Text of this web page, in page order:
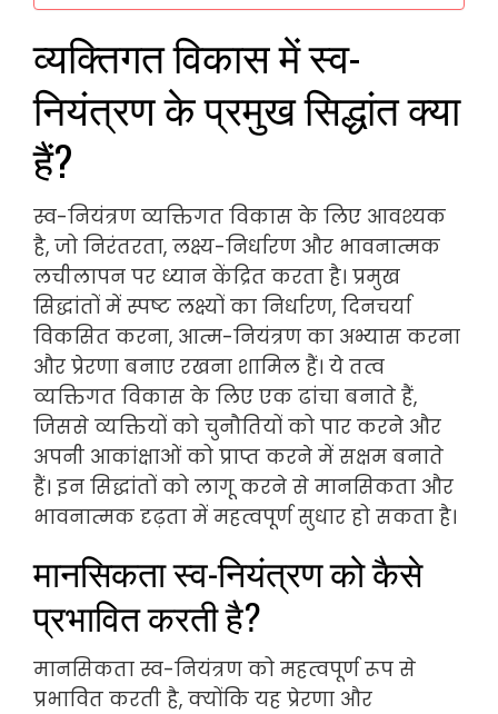
व्यक्तिगत विकास में स्व-
नियंत्रण के प्रमुख सिद्धांत क्या
हैं?
स्व-नियंत्रण व्यक्तिगत विकास के लिए आवश्यक
है, जो निरंतरता, लक्ष्य-निर्धारण और भावनात्मक
लचीलापन पर ध्यान केंद्रित करता है। प्रमुख
सिद्धांतों में स्पष्ट लक्ष्यों का निर्धारण, दिनचर्या
विकसित करना, आत्म-नियंत्रण का अभ्यास करना
और प्रेरणा बनाए रखना शामिल हैं। ये तत्व
व्यक्तिगत विकास के लिए एक ढांचा बनाते हैं,
जिससे व्यक्तियों को चुनौतियों को पार करने और
अपनी आकांक्षाओं को प्राप्त करने में सक्षम बनाते
हैं। इन सिद्धांतों को लागू करने से मानसिकता और
भावनात्मक दृढ़ता में महत्वपूर्ण सुधार हो सकता है।
मानसिकता स्व-नियंत्रण को कैसे
प्रभावित करती है?
मानसिकता स्व-नियंत्रण को महत्वपूर्ण रूप से
प्रभावित करती है, क्योंकि यह प्रेरणा और